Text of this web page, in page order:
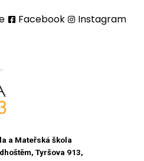
Facebook Instagram
a Mateřská škola
Tyršova 913,